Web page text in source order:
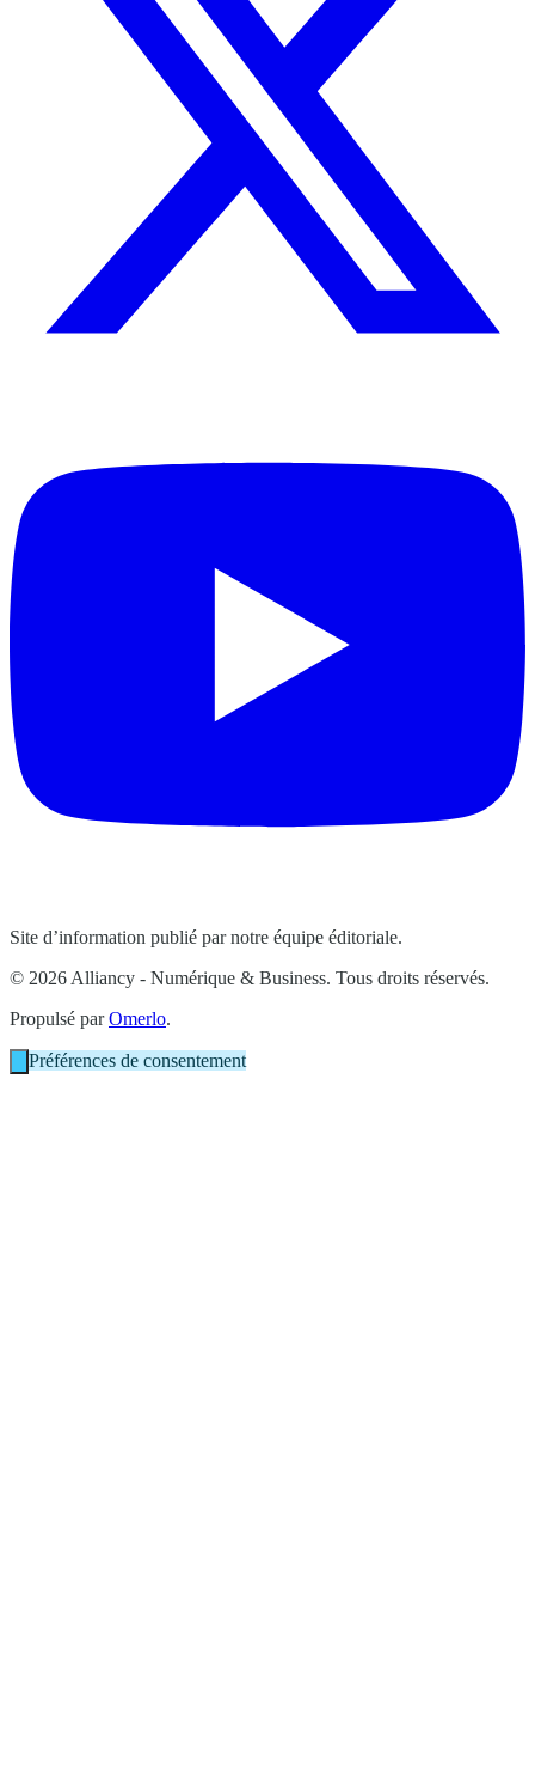
Site d’information publié par notre équipe éditoriale.
© 2026 Alliancy - Numérique & Business. Tous droits réservés.
Propulsé parOmerlo.
Préférences de consentement